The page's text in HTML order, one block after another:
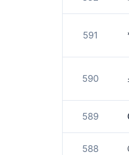
591
590
589
588